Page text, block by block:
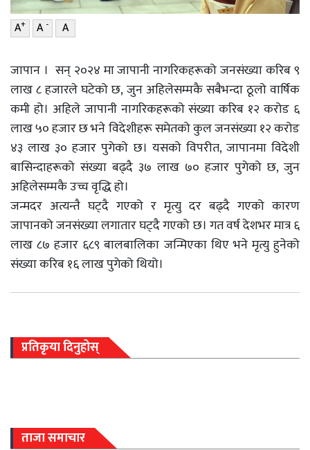
प्रविधि
पर्यटन
इन्द्रेणी–
विशेष
पर्यटन
इन्द्रेणी–
A+ A- A
जापान । सन् २०२४ मा जापानी नागरिकहरूको जनसंख्या करिब ९
लाख ८ हजारले घटेको छ, जुन अहिलेसम्मकै सबैभन्दा ठूलो वार्षिक
कमी हो। अहिले जापानी नागरिकहरूको संख्या करिब १२ करोड ६
लाख ५० हजार छ भने विदेशीहरू समेतको कुल जनसंख्या १२ करोड
४३ लाख ३० हजार पुगेको छ। यसको विपरीत, जापानमा विदेशी
बासिन्दाहरूको संख्या बढ्दै ३७ लाख ७० हजार पुगेको छ, जुन
अहिलेसम्मकै उच्च वृद्धि हो।
जन्मदर अत्यन्तै घट्दै गएको र मृत्यु दर बढ्दै गएको कारण
जापानको जनसंख्या लगातार घट्दै गएको छ। गत वर्ष देशभर मात्र ६
लाख ८७ हजार ६८९ बालबालिका जन्मिएका थिए भने मृत्यु हुनेको
संख्या करिब १६ लाख पुगेको थियो।
प्रतिकृया दिनुहोस्
ताजा समाचार